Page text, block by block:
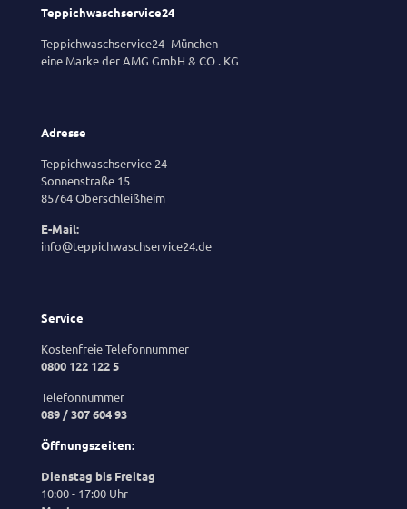
Teppichwaschservice24
Teppichwaschservice24 -München
eine Marke der AMG GmbH & CO . KG
Adresse
Teppichwaschservice 24
Sonnenstraße 15
85764 Oberschleißheim
E-Mail:
info@teppichwaschservice24.de
Service
Kostenfreie Telefonnummer
0800 122 122 5
Telefonnummer
089 / 307 604 93
Öffnungszeiten:
Dienstag bis Freitag
10:00 - 17:00 Uhr